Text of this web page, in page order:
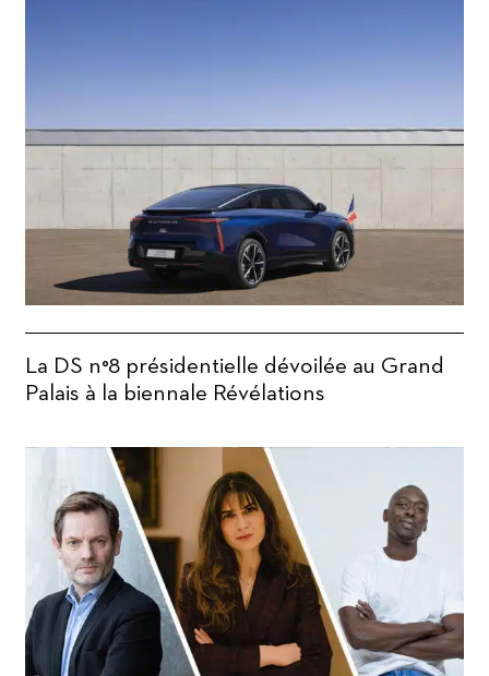
La DS n°8 présidentielle dévoilée au Grand
Palais à la biennale Révélations